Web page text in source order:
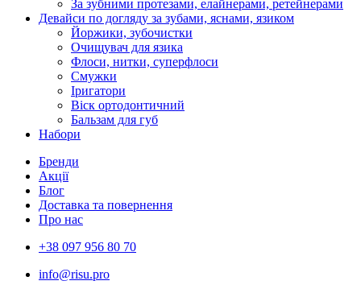
За зубними протезами, елайнерами, ретейнерами
Девайси по догляду за зубами, яснами, язиком
Йоржики, зубочистки
Очищувач для язика
Флоси, нитки, суперфлоси
Смужки
Іригатори
Віск ортодонтичний
Бальзам для губ
Набори
Бренди
Акції
Блог
Доставка та повернення
Про нас
+38 097 956 80 70
info@risu.pro